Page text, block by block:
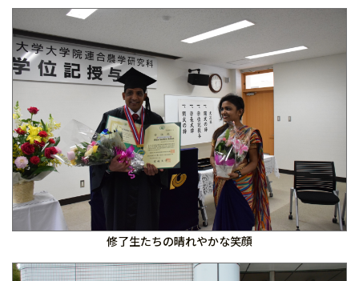
修了生たちの晴れやかな笑顔